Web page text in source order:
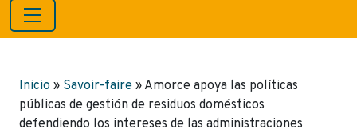
Inicio » Savoir-faire » Amorce apoya las políticas
públicas de gestión de residuos domésticos
defendiendo los intereses de las administraciones